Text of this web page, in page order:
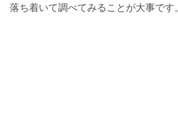
落ち着いて調べてみることが大事です